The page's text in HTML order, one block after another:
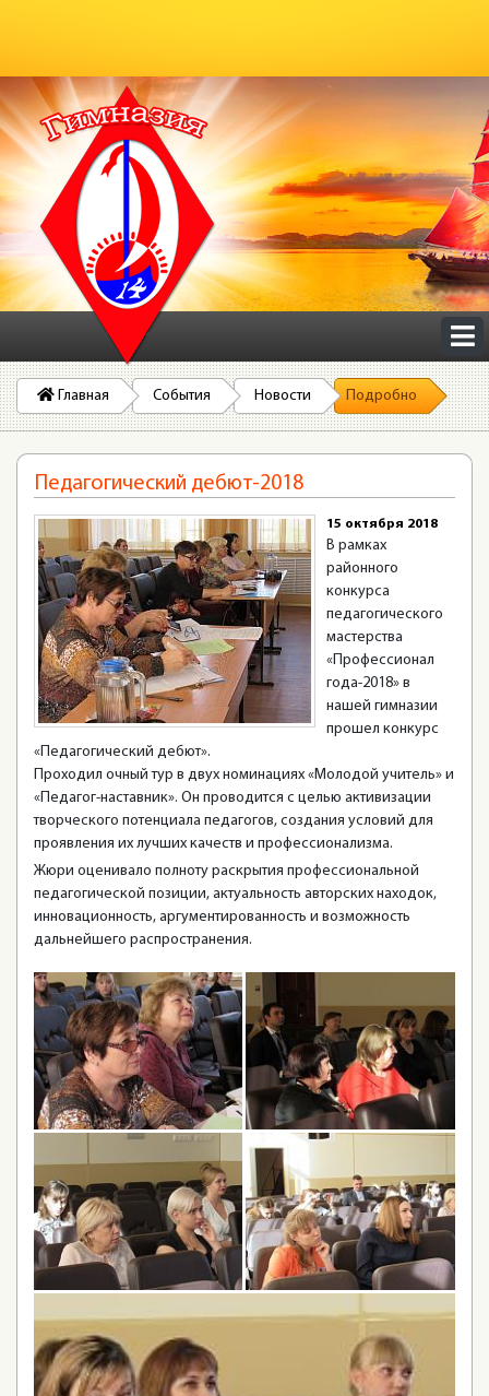
Главная События Новости Подробно
Педагогический дебют-2018
15 октября 2018
В рамках
районного
конкурса
педагогического
мастерства
«Профессионал
года-2018» в
нашей гимназии
прошел конкурс
«Педагогический дебют».
Проходил очный тур в двух номинациях «Молодой учитель» и
«Педагог-наставник». Он проводится с целью активизации
творческого потенциала педагогов, создания условий для
проявления их лучших качеств и профессионализма.
Жюри оценивало полноту раскрытия профессиональной
педагогической позиции, актуальность авторских находок,
инновационность, аргументированность и возможность
дальнейшего распространения.